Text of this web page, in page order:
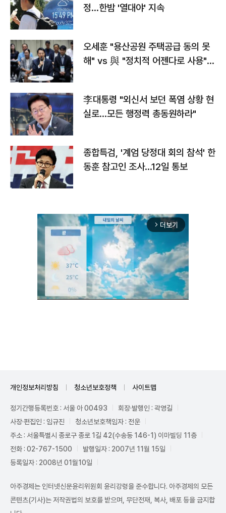
정…한밤 '열대야' 지속
오세훈 "용산공원 주택공급 동의 못
해" vs 與 "정치적 어젠다로 사용"
李대통령 "외신서 보던 폭염 상황 현
실로…모든 행정력 총동원하라"
종합특검, '계엄 당정대 회의 참석' 한
동훈 참고인 조사...12일 통보
arrow_forward_ios 더보기
개인정보처리방침 청소년보호정책 사이트맵
정기간행등록번호 : 서울 아 00493
회장·발행인 : 곽영길
사장·편집인 : 임규진
청소년보호책임자 : 전운
주소 : 서울특별시 종로구 종로 1길 42(수송동 146-1) 이마빌딩 11층
전화 : 02-767-1500
발행일자 : 2007년 11월 15일
등록일자 : 2008년 01월10일
아주경제는 인터넷신문윤리위원회 윤리강령을 준수합니다. 아주경제의 모든
콘텐츠(기사)는 저작권법의 보호를 받으며, 무단전재, 복사, 배포 등을 금지합